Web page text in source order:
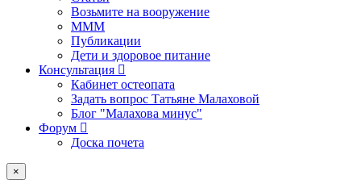
Возьмите на вооружение
МММ
Публикации
Дети и здоровое питание
Консультация
Кабинет остеопата
Задать вопрос Татьяне Малаховой
Блог "Малахова минус"
Форум
Доска почета
×